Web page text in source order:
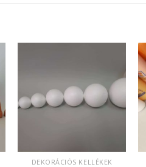
DEKORÁCIÓS KELLÉKEK